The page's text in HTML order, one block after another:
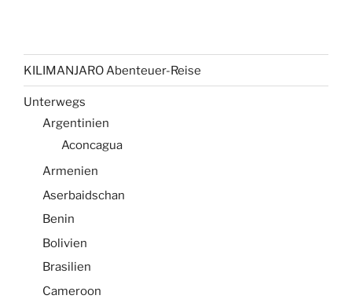
KILIMANJARO Abenteuer-Reise
Unterwegs
Argentinien
Aconcagua
Armenien
Aserbaidschan
Benin
Bolivien
Brasilien
Cameroon